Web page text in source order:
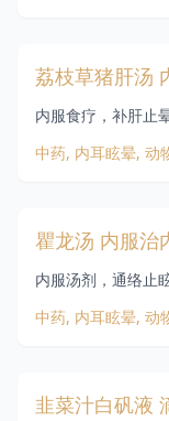
荔枝草猪肝汤
内服食疗，补肝止
中药, 内耳眩晕, 动
瞿龙汤 内服治
内服汤剂，通络止
中药, 内耳眩晕, 动
韭菜汁白矾液